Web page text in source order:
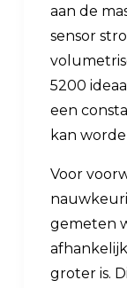
aan de
sensor
5200
een
kan
Voor
gemeten
groter is.